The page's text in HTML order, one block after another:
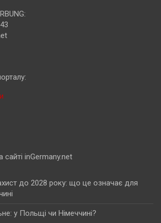
сайті inGermany.net
до 2028 року: що це означає для
у Польщі чи Німеччині?